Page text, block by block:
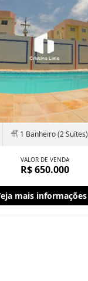
1 Banheiro (2 Suítes)
VALOR DE VENDA
R$ 650.000
mais informações